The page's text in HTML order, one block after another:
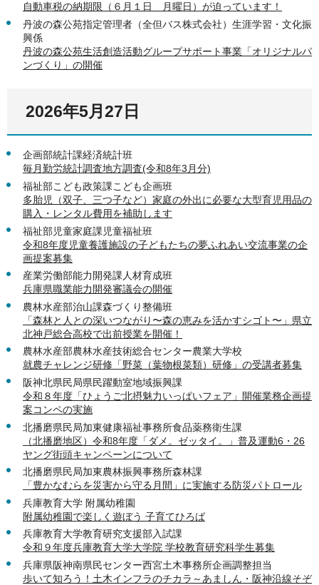
自動車税の納期限（６月１日 月曜日）が迫っています！
丹波の森公苑指定管理者（全但バス株式会社）生涯学習・文化振
興係
丹波の森公苑生活創造活動グループサポート事業「オリジナルパ
ンづくり」の開催
2026年5月27日
企画部統計課経済統計班
毎月勤労統計調査地方調査(令和8年3月分)
福祉部こども政策課こども企画班
多胎児（双子、三つ子など）家庭の外出に必要な大型育児用品の
購入・レンタル費用を補助します
福祉部児童家庭課児童福祉班
令和8年度児童養護施設の子どもたちの夢ふれあい交流事業の企
画提案募集
産業労働部能力開発課人材育成班
兵庫県職業能力開発審議会の開催
農林水産部治山課森づくり整備班
「森林と人との深いつながり〜森の恵みを活かすシゴト〜」県立
北神戸総合高校で出前授業を開催！
農林水産部農林水産技術総合センター農業大学校
就農チャレンジ研修「野菜（葉物根菜類）研修」の受講者募集
阪神北県民局県民躍動室地域振興課
令和８年度「ひょうご北摂魅力いっぱいフェア」開催業務企画提
案コンペの実施
北播磨県民局加東健康福祉事務所食品薬務衛生課
（北播磨地区）令和8年度「ダメ。ゼッタイ。」普及運動6・26
ヤング街頭キャンペーンについて
北播磨県民局加東農林振興事務所森林課
「豊かなむらを災害から守る月間」に実施する防災パトロール
兵庫教育大学 附属幼稚園
附属幼稚園で楽しく遊ぼう 子育てひろば
兵庫教育大学教育研究支援部入試課
令和９年度兵庫教育大学大学院 学校教育研究科学生募集
兵庫県阪神南県民センター西宮土木事務所企画調整担当
歩いて知ろう！土木インフラのチカラ～あましん・阪神沿線そぞ